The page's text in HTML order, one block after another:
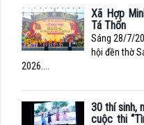
Xã Hợp
Tá Thốn
Sáng 28/7/
hội đền thờ
2026....
30 thí sinh,
cuộc thi